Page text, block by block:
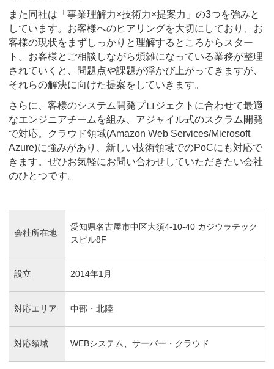
また同社は「事業理解力×技術力×提案力」の3つを強みと
しています。お客様へのヒアリングを大切にしており、お
客様の現状をまずしっかりと理解するところからスター
ト。お客様とご相談しながら煩雑になっている業務が整理
されていくと、問題点や課題が浮かび上がってきますが、
それらの解決に向けた提案をしていきます。
さらに、客様のシステム開発プロジェクトに合わせて最適
なエンジニアチームを組み、アジャイル式のスクラム開発
で対応。クラウド領域(Amazon Web Services/Microsoft
Azure)に強みがあり、新しい技術領域でのPoCにも対応で
きます。ぜひお気軽にお問い合わせしていただきたい会社
のひとつです。
会社所在地
愛知県名古屋市中区大須4-10-40 カジウラテック
スビル8F
設立 2014年1月
対応エリア 中部・北陸
対応領域 WEBシステム、サーバー・クラウド